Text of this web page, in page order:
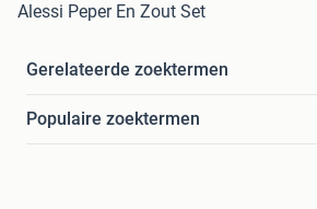
Alessi Peper En Zout Set
Gerelateerde zoektermen
Populaire zoektermen